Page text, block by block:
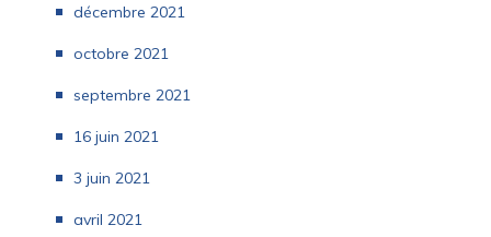
décembre 2021
octobre 2021
septembre 2021
16 juin 2021
3 juin 2021
avril 2021